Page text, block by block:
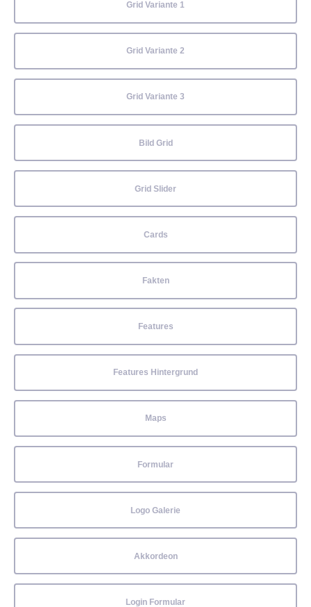
Grid Variante 1
Grid Variante 2
Grid Variante 3
Bild Grid
Grid Slider
Cards
Fakten
Features
Features Hintergrund
Maps
Formular
Logo Galerie
Akkordeon
Login Formular